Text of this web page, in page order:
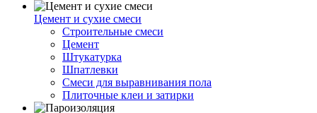
Цемент и сухие смеси
Строительные смеси
Цемент
Штукатурка
Шпатлевки
Смеси для выравнивания пола
Плиточные клеи и затирки